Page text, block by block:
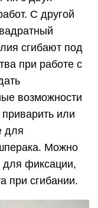
С другой
сгибают под
при работе с
возможности
или
для
Можно
для фиксации,
при сгибании.